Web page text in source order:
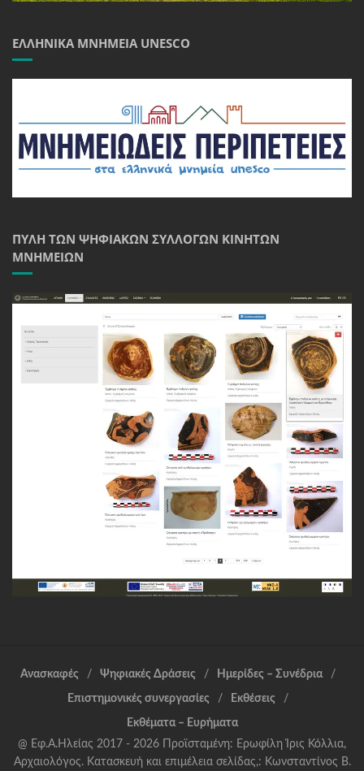
ΕΛΛΗΝΙΚΆ ΜΝΗΜΕΊΑ UNESCO
ΠΎΛΗ ΤΩΝ ΨΗΦΙΑΚΏΝ ΣΥΛΛΟΓΏΝ ΚΙΝΗΤΏΝ
ΜΝΗΜΕΊΩΝ
Ανασκαφές Ψηφιακές Δράσεις Ημερίδες – Συνέδρια
Επιστημονικές συνεργασίες Εκθέσεις
Εκθέματα – Ευρήματα
@ Εφ.Α.Ηλείας 2017 - 2026 Προϊσταμένη: Ερωφίλη Ίρις Κόλλια,
Αρχαιολόγος. Κατασκευή και επιμέλεια σελίδας,: Κωνσταντίνος Β.